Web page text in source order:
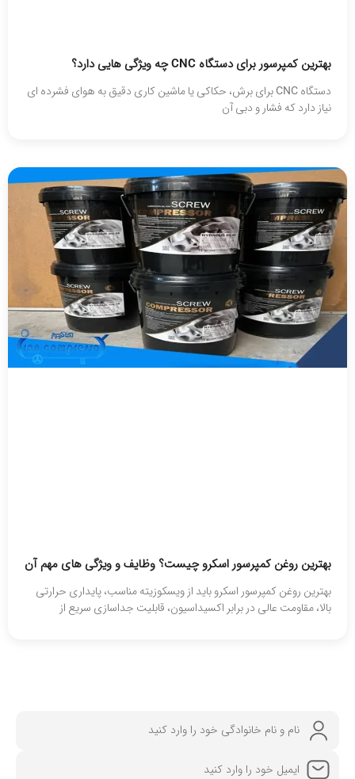
بهترین کمپرسور برای دستگاه CNC چه ویژگی هایی دارد؟
دستگاه CNC برای برش، حکاکی یا ماشین‌ کاری دقیق به هوای فشرده‌ ای
نیاز دارد که فشار و دبی آن
بهترین روغن کمپرسور اسکرو چیست؟ وظایف و ویژگی های مهم آن
بهترین روغن کمپرسور اسکرو باید از ویسکوزیته مناسب، پایداری حرارتی
بالا، مقاومت عالی در برابر اکسیداسیون، قابلیت جداسازی سریع از